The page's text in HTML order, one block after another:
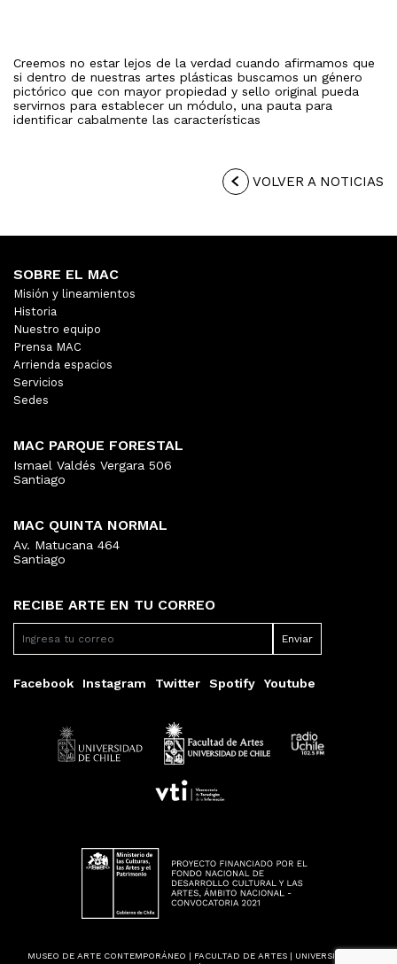
Creemos no estar lejos de la verdad cuando afirmamos que
si dentro de nuestras artes plásticas buscamos un género
pictórico que con mayor propiedad y sello original pueda
servirnos para establecer un módulo, una pauta para
identificar cabalmente las características
VOLVER A NOTICIAS
RECIBE ARTE EN TU CORREO
Facebook Instagram Twitter Spotify Youtube
SOBRE EL MAC
Misión y lineamientos
Historia
Nuestro equipo
Prensa MAC
Arrienda espacios
Servicios
Sedes
MAC PARQUE FORESTAL
Ismael Valdés Vergara 506
Santiago
MAC QUINTA NORMAL
Av. Matucana 464
Santiago
MUSEO DE ARTE CONTEMPORÁNEO | FACULTAD DE ARTES | UNIVERSIDAD DE